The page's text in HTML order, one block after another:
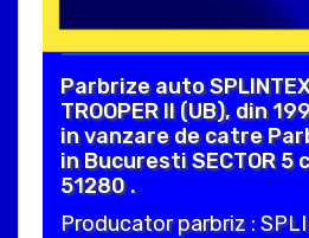
Parbrize auto
TROOPER II (UB), din
in vanzare de catre
in Bucuresti SECTOR 5
51280 .
Producator parbriz :